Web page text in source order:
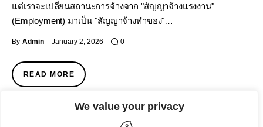
We value your privacy
แต่เราจะเปลี่ยนสถานะการจ้างจาก "สัญญาจ้างแรงงาน"
(Employment) มาเป็น "สัญญาจ้างทำของ"…
By Admin January 2, 2026 0
READ MORE